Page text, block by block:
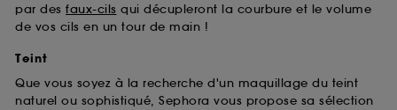
par des faux-cils qui décupleront la courbure et le volume
de vos cils en un tour de main !
Teint
Que vous soyez à la recherche d'un maquillage du teint
naturel ou sophistiqué, Sephora vous propose sa sélection